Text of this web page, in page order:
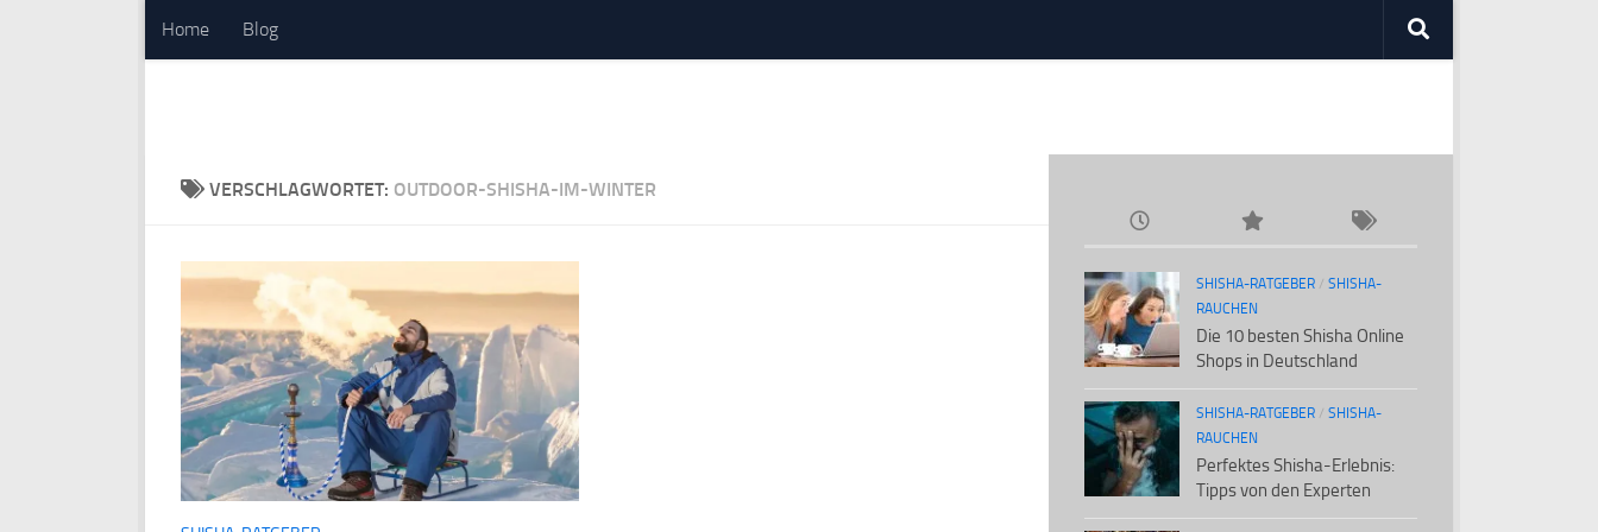
Zum Inhalt springen
Home Blog
VERSCHLAGWORTET: OUTDOOR-SHISHA-IM-WINTER
SHISHA-RATGEBER / SHISHA-
RAUCHEN
Die 10 besten Shisha Online
Shops in Deutschland
SHISHA-RATGEBER / SHISHA-
RAUCHEN
Perfektes Shisha-Erlebnis:
Tipps von den Experten